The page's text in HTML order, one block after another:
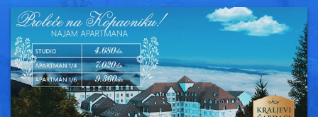
Vesti
Oglasi